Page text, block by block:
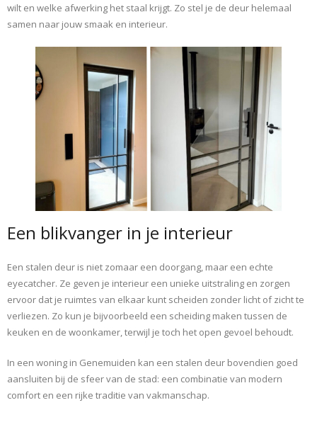
wilt en welke afwerking het staal krijgt. Zo stel je de deur helemaal
samen naar jouw smaak en interieur.
Een blikvanger in je interieur
Een stalen deur is niet zomaar een doorgang, maar een echte
eyecatcher. Ze geven je interieur een unieke uitstraling en zorgen
ervoor dat je ruimtes van elkaar kunt scheiden zonder licht of zicht te
verliezen. Zo kun je bijvoorbeeld een scheiding maken tussen de
keuken en de woonkamer, terwijl je toch het open gevoel behoudt.
In een woning in Genemuiden kan een stalen deur bovendien goed
aansluiten bij de sfeer van de stad: een combinatie van modern
comfort en een rijke traditie van vakmanschap.